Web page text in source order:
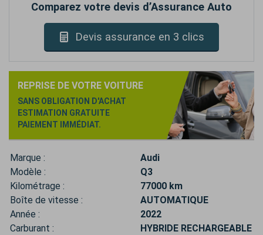
Comparez votre devis d’Assurance Auto
Devis assurance en 3 clics
REPRISE DE VOTRE VOITURE
SANS OBLIGATION D'ACHAT
ESTIMATION GRATUITE
PAIEMENT IMMÉDIAT.
Marque :
Audi
Modèle :
Q3
Kilométrage :
77000 km
Boîte de vitesse :
AUTOMATIQUE
Année :
2022
Carburant :
HYBRIDE RECHARGEABLE